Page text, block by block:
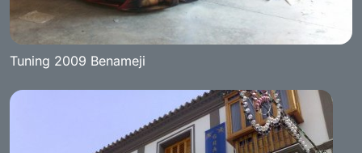
Tuning 2009 Benameji